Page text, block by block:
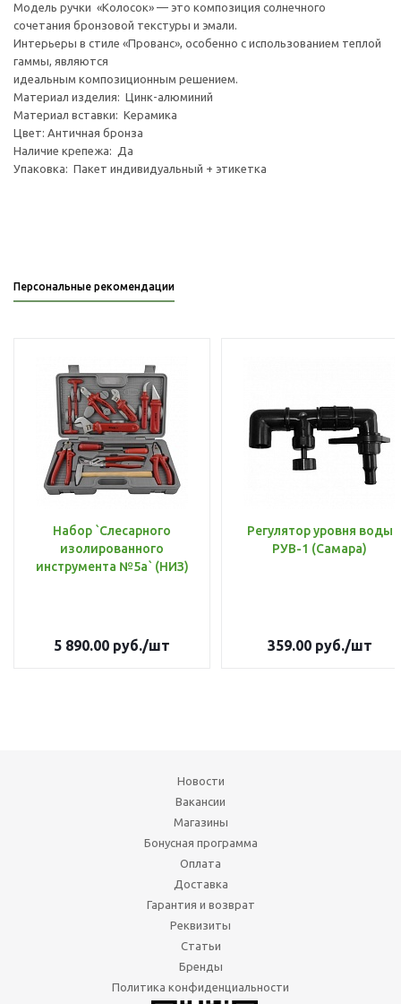
Модель ручки «Колосок» — это композиция солнечного
сочетания бронзовой текстуры и эмали.
Интерьеры в стиле «Прованс», особенно с использованием теплой
гаммы, являются
идеальным композиционным решением.
Материал изделия: Цинк-алюминий
Материал вставки: Керамика
Цвет: Античная бронза
Наличие крепежа: Да
Упаковка: Пакет индивидуальный + этикетка
Персональные рекомендации
Набор `Слесарного
изолированного
инструмента №5а` (НИЗ)
5 890.00 руб./шт
Регулятор уровня воды
РУВ-1 (Самара)
359.00руб./шт
Новости
Вакансии
Магазины
Бонусная программа
Оплата
Доставка
Гарантия и возврат
Реквизиты
Статьи
Бренды
Политика конфиденциальности